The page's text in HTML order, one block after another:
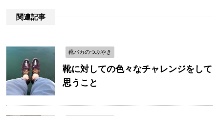
関連記事
靴バカのつぶやき
靴に対しての色々なチャレンジをして
思うこと